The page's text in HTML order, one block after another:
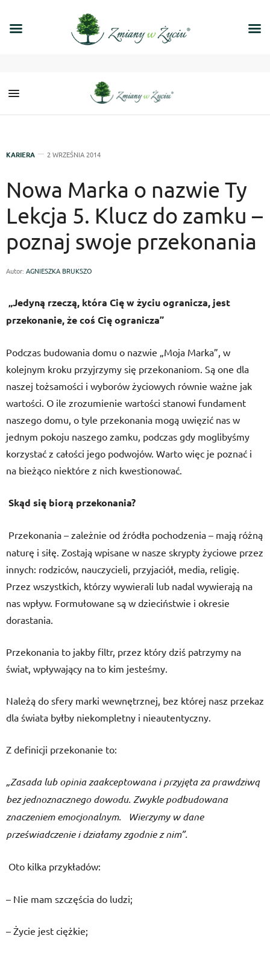
KARIERA 2 WRZEŚNIA 2014
Nowa Marka o nazwie Ty
Lekcja 5. Klucz do zamku –
poznaj swoje przekonania
Autor: AGNIESZKA BRUKSZO
„Jedyną rzeczą, która Cię w życiu ogranicza, jest
przekonanie, że coś Cię ogranicza”
Podczas budowania domu o nazwie „Moja Marka”, w
kolejnym kroku przyjrzymy się przekonaniom. Są one dla
naszej tożsamości i wyborów życiowych równie ważne jak
wartości. O ile zrozumienie wartości stanowi fundament
naszego domu, o tyle przekonania mogą uwięzić nas w
jednym pokoju naszego zamku, podczas gdy moglibyśmy
korzystać z całości jego podwojów. Warto więc je poznać i
na bieżąco niektóre z nich kwestionować.
Skąd się biorą przekonania?
Przekonania – zależnie od źródła pochodzenia – mają różną
naturę i siłę. Zostają wpisane w nasze skrypty życiowe przez
innych: rodziców, nauczycieli, przyjaciół, media, religię.
Przez wszystkich, którzy wywierali lub nadal wywierają na
nas wpływ. Formułowane są w dzieciństwie i okresie
dorastania.
Przekonania to jakby filtr, przez który dziś patrzymy na
świat, wpływający na to kim jesteśmy.
Należą do sfery marki wewnętrznej, bez której nasz przekaz
dla świata byłby niekompletny i nieautentyczny.
Z definicji przekonanie to:
„Zasada lub opinia zaakceptowana i przyjęta za prawdziwą
bez jednoznacznego dowodu. Zwykle podbudowana
znaczeniem emocjonalnym. Wierzymy w dane
przeświadczenie i działamy zgodnie z nim”.
Oto kilka przykładów:
– Nie mam szczęścia do ludzi;
– Życie jest ciężkie;